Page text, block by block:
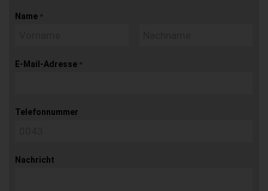
Name *
E-Mail-Adresse *
Telefonnummer
Nachricht